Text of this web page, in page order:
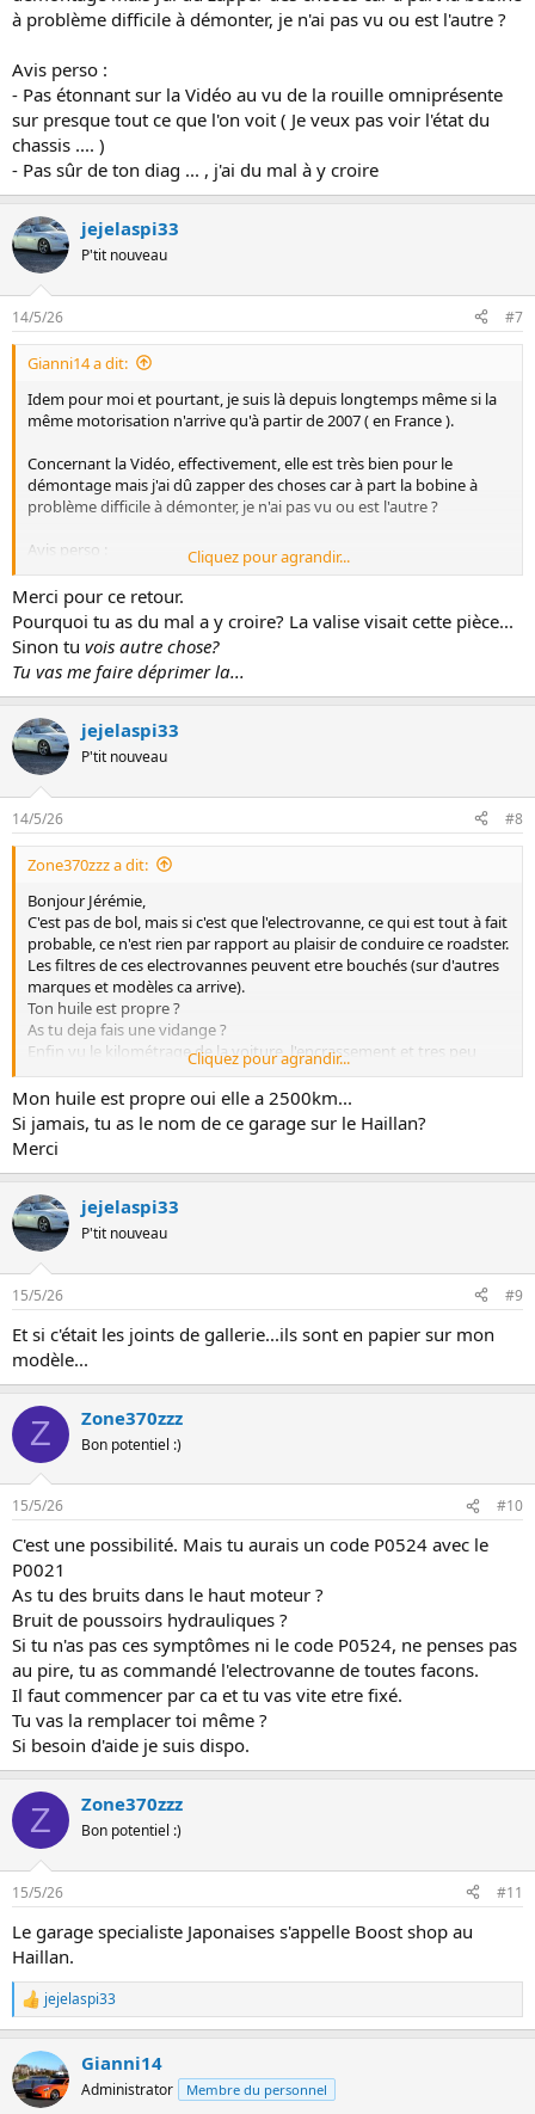
à problème difficile à démonter, je n'ai pas vu ou est l'autre ?
Avis perso :
- Pas étonnant sur la Vidéo au vu de la rouille omniprésente
sur presque tout ce que l'on voit ( Je veux pas voir l'état du
chassis .... )
- Pas sûr de ton diag ... , j'ai du mal à y croire
jejelaspi33
P'tit nouveau
14/5/26 #7
Gianni14 a dit:
Idem pour moi et pourtant, je suis là depuis longtemps même si la
même motorisation n'arrive qu'à partir de 2007 ( en France ).
Concernant la Vidéo, effectivement, elle est très bien pour le
démontage mais j'ai dû zapper des choses car à part la bobine à
problème difficile à démonter, je n'ai pas vu ou est l'autre ?
Avis perso :
- Pas étonnant sur la Vidéo au vu de la rouille omniprésente sur
presque tout ce que l'on voit ( Je veux pas voir l'état du chassis .... )
- Pas sûr de ton diag ... , j'ai du mal à y croire
Cliquez pour agrandir...
Merci pour ce retour.
Pourquoi tu as du mal a y croire? La valise visait cette pièce...
Sinon tu vois autre chose?
Tu vas me faire déprimer la...
jejelaspi33
P'tit nouveau
14/5/26 #8
Zone370zzz a dit:
Bonjour Jérémie,
C'est pas de bol, mais si c'est que l'electrovanne, ce qui est tout à fait
probable, ce n'est rien par rapport au plaisir de conduire ce roadster.
Les filtres de ces electrovannes peuvent etre bouchés (sur d'autres
marques et modèles ca arrive).
Ton huile est propre ?
As tu deja fais une vidange ?
Enfin vu le kilométrage de la voiture, l'encrassement et tres peu
probable.
Sur la vidéo, on voit qu'il injecte du 12V pour faire fonctionner
l'electrovanne , mais il ne dit pas (enfin, vu mon niveau en Anglais) si
la bobine est coupée ou si c'est un blocage mécanique.
Je pense que si il y a defaut relevé par l'obd , c'est la bobine de
l'electrovanne qui est coupée.
Il y a un petit garage spécialisé japonaises sur le Haillan, j'ai pas testé
(je fais tout sur mes véhicules à part la vidange complete BA, faute
de machine).
Tu vas faire l'opération toi même ?
Cliquez pour agrandir...
Mon huile est propre oui elle a 2500km...
Si jamais, tu as le nom de ce garage sur le Haillan?
Merci
jejelaspi33
P'tit nouveau
15/5/26 #9
Et si c'était les joints de gallerie...ils sont en papier sur mon
modèle...
Z Zone370zzz
Bon potentiel :)
15/5/26 #10
C'est une possibilité. Mais tu aurais un code P0524 avec le
P0021
As tu des bruits dans le haut moteur ?
Bruit de poussoirs hydrauliques ?
Si tu n'as pas ces symptômes ni le code P0524, ne penses pas
au pire, tu as commandé l'electrovanne de toutes facons.
Il faut commencer par ca et tu vas vite etre fixé.
Tu vas la remplacer toi même ?
Si besoin d'aide je suis dispo.
Z Zone370zzz
Bon potentiel :)
15/5/26 #11
Le garage specialiste Japonaises s'appelle Boost shop au
Haillan.
L
e
r
é
a
jejelaspi33
Gianni14
Administrator Membre du personnel